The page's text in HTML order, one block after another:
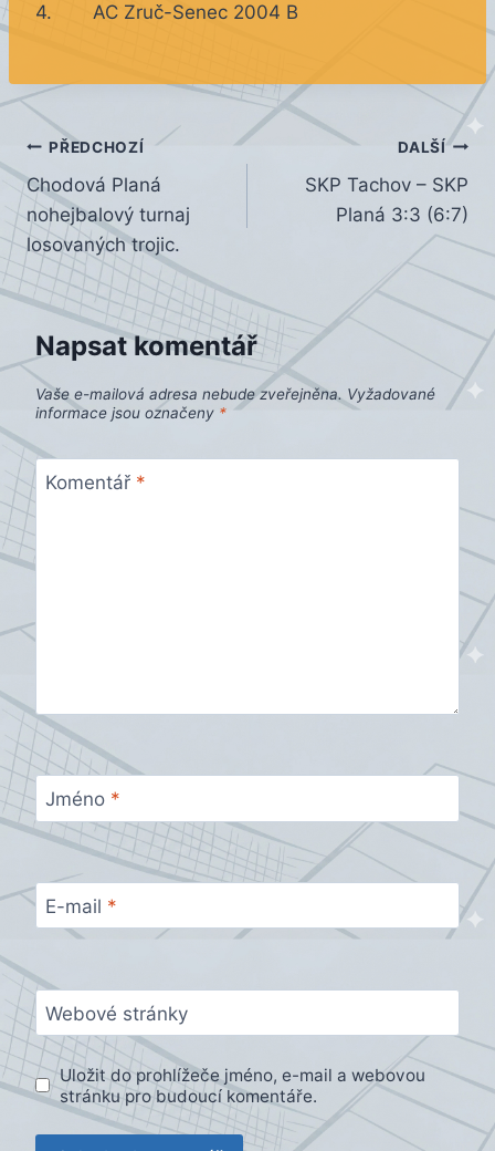
4.
AC Zruč-Senec 2004 B
Navigace
pro
příspěvek
PŘEDCHOZÍ
Chodová Planá
nohejbalový turnaj
losovaných trojic.
DALŠÍ
SKP Tachov – SKP
Planá 3:3 (6:7)
Napsat komentář
Vaše e-mailová adresa nebude zveřejněna. Vyžadované
informace jsou označeny *
Komentář *
Jméno *
E-mail *
Webové stránky
Uložit do prohlížeče jméno, e-mail a webovou
stránku pro budoucí komentáře.